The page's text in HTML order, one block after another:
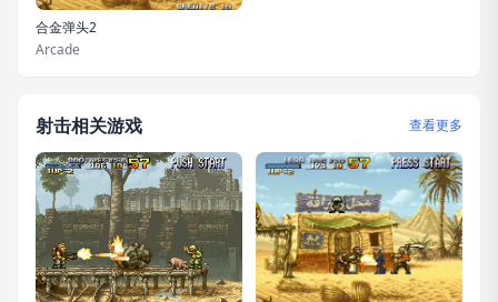
合金弹头2
Arcade
射击相关游戏 查看更多